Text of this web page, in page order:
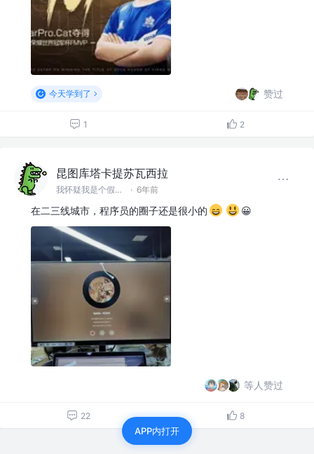
今天学到了 赞过
1 2
昆图库塔卡提苏瓦西拉
我怀疑我是个假前端 @滚蛋吧工具人 · 6年前
在二三线城市，程序员的圈子还是很小的 😀
等人赞过
22 8
APP内打开